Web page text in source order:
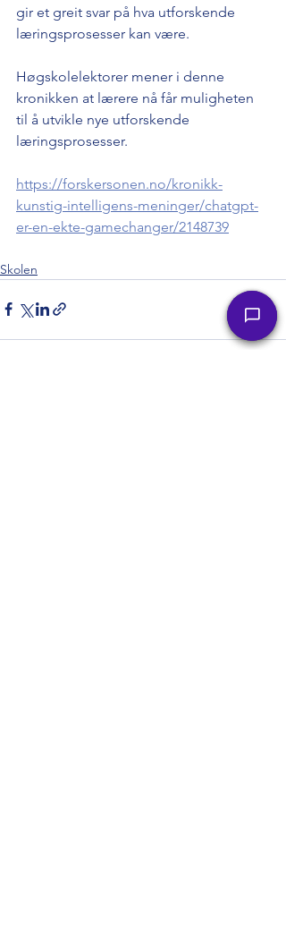
gir et greit svar på hva utforskende
læringsprosesser kan være.
Høgskolelektorer mener i denne
kronikken at lærere nå får muligheten
til å utvikle nye utforskende
læringsprosesser.
https://forskersonen.no/kronikk-
kunstig-intelligens-meninger/chatgpt-
er-en-ekte-gamechanger/2148739
Skolen